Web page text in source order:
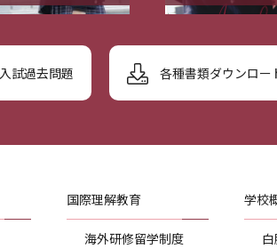
試過去問題 各種書類ダウンロー
国際理解教育
海外研修留学制度
学校